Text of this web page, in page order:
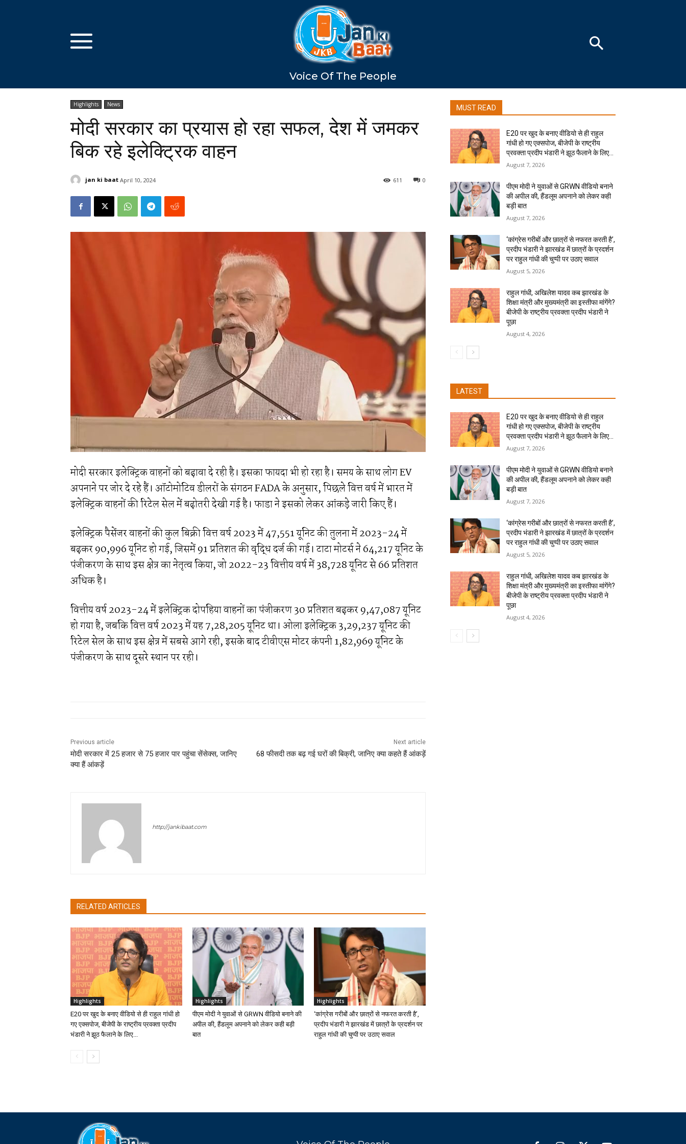
Voice Of The People
Highlights News
मोदी सरकार का प्रयास हो रहा सफल, देश में जमकर
बिक रहे इलेक्ट्रिक वाहन
jan ki baat April 10, 2024 0
611
मोदी सरकार इलेक्ट्रिक वाहनों को बढ़ावा दे रही है। इसका फायदा भी हो रहा है। समय के साथ लोग EV
अपनाने पर जोर दे रहे हैं। ऑटोमोटिव डीलरों के संगठन FADA के अनुसार, पिछले वित्त वर्ष में भारत में
इलेक्ट्रिक वाहनों की रिटेल सेल में बढ़ोतरी देखी गई है। फाडा ने इसको लेकर आंकड़े जारी किए हैं।
इलेक्ट्रिक पैसेंजर वाहनों की कुल बिक्री वित्त वर्ष 2023 में 47,551 यूनिट की तुलना में 2023-24 में
बढ़कर 90,996 यूनिट हो गई, जिसमें 91 प्रतिशत की वृद्धि दर्ज की गई। टाटा मोटर्स ने 64,217 यूनिट के
पंजीकरण के साथ इस क्षेत्र का नेतृत्व किया, जो 2022-23 वित्तीय वर्ष में 38,728 यूनिट से 66 प्रतिशत
अधिक है।
वित्तीय वर्ष 2023-24 में इलेक्ट्रिक दोपहिया वाहनों का पंजीकरण 30 प्रतिशत बढ़कर 9,47,087 यूनिट
हो गया है, जबकि वित्त वर्ष 2023 में यह 7,28,205 यूनिट था। ओला इलेक्ट्रिक 3,29,237 यूनिट की
रिटेल सेल के साथ इस क्षेत्र में सबसे आगे रही, इसके बाद टीवीएस मोटर कंपनी 1,82,969 यूनिट के
पंजीकरण के साथ दूसरे स्थान पर रही।
Previous article
मोदी सरकार में 25 हजार से 75 हजार पार पहुंचा सेंसेक्स, जानिए
क्या हैं आंकड़ें
Next article
68 फीसदी तक बढ़ गई घरों की बिक्री, जानिए क्या कहते हैं आंकड़ें
http://jankibaat.com
RELATED ARTICLES
Highlights
E20 पर खुद के बनाए वीडियो से ही राहुल गांधी हो
गए एक्सपोज, बीजेपी के राष्ट्रीय प्रवक्ता प्रदीप
भंडारी ने झूठ फैलाने के लिए...
Highlights
पीएम मोदी ने युवाओं से GRWN वीडियो बनाने की
अपील की, हैंडलूम अपनाने को लेकर कही बड़ी
बात
Highlights
‘कांग्रेस गरीबों और छात्रों से नफरत करती है’,
प्रदीप भंडारी ने झारखंड में छात्रों के प्रदर्शन पर
राहुल गांधी की चुप्पी पर उठाए सवाल
MUST READ
E20 पर खुद के बनाए वीडियो से ही राहुल
गांधी हो गए एक्सपोज, बीजेपी के राष्ट्रीय
प्रवक्ता प्रदीप भंडारी ने झूठ फैलाने के लिए...
August 7, 2026
पीएम मोदी ने युवाओं से GRWN वीडियो बनाने
की अपील की, हैंडलूम अपनाने को लेकर कही
बड़ी बात
August 7, 2026
‘कांग्रेस गरीबों और छात्रों से नफरत करती है’,
प्रदीप भंडारी ने झारखंड में छात्रों के प्रदर्शन
पर राहुल गांधी की चुप्पी पर उठाए सवाल
August 5, 2026
राहुल गांधी, अखिलेश यादव कब झारखंड के
शिक्षा मंत्री और मुख्यमंत्री का इस्तीफा मांगेंगे?
बीजेपी के राष्ट्रीय प्रवक्ता प्रदीप भंडारी ने
पूछा
August 4, 2026
LATEST
E20 पर खुद के बनाए वीडियो से ही राहुल
गांधी हो गए एक्सपोज, बीजेपी के राष्ट्रीय
प्रवक्ता प्रदीप भंडारी ने झूठ फैलाने के लिए...
August 7, 2026
पीएम मोदी ने युवाओं से GRWN वीडियो बनाने
की अपील की, हैंडलूम अपनाने को लेकर कही
बड़ी बात
August 7, 2026
‘कांग्रेस गरीबों और छात्रों से नफरत करती है’,
प्रदीप भंडारी ने झारखंड में छात्रों के प्रदर्शन
पर राहुल गांधी की चुप्पी पर उठाए सवाल
August 5, 2026
राहुल गांधी, अखिलेश यादव कब झारखंड के
शिक्षा मंत्री और मुख्यमंत्री का इस्तीफा मांगेंगे?
बीजेपी के राष्ट्रीय प्रवक्ता प्रदीप भंडारी ने
पूछा
August 4, 2026